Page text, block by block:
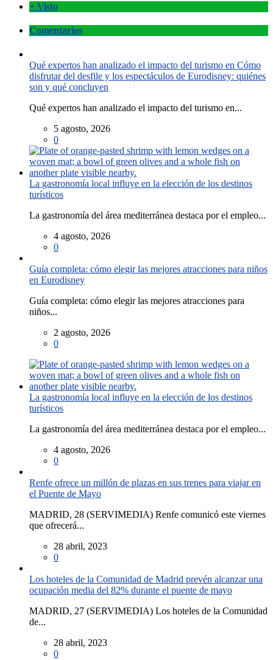
+ Visto
Comentarios
Qué expertos han analizado el impacto del turismo en Cómo
disfrutar del desfile y los espectáculos de Eurodisney: quiénes
son y qué concluyen
Qué expertos han analizado el impacto del turismo en...
5 agosto, 2026
0
La gastronomía local influye en la elección de los destinos
turísticos
La gastronomía del área mediterránea destaca por el empleo...
4 agosto, 2026
0
Guía completa: cómo elegir las mejores atracciones para niños
en Eurodisney
Guía completa: cómo elegir las mejores atracciones para
niños...
2 agosto, 2026
0
La gastronomía local influye en la elección de los destinos
turísticos
La gastronomía del área mediterránea destaca por el empleo...
4 agosto, 2026
0
Renfe ofrece un millón de plazas en sus trenes para viajar en
el Puente de Mayo
MADRID, 28 (SERVIMEDIA) Renfe comunicó este viernes
que ofrecerá...
28 abril, 2023
0
Los hoteles de la Comunidad de Madrid prevén alcanzar una
ocupación media del 82% durante el puente de mayo
MADRID, 27 (SERVIMEDIA) Los hoteles de la Comunidad
de...
28 abril, 2023
0